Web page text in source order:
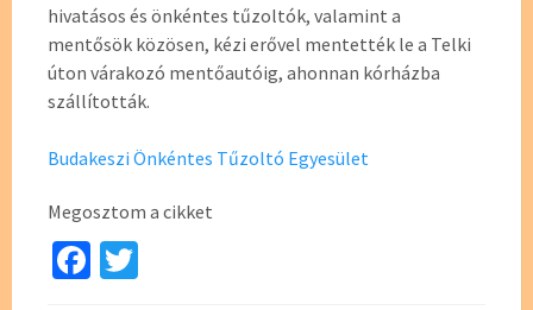
hivatásos és önkéntes tűzoltók, valamint a
mentősök közösen, kézi erővel mentették le a Telki
úton várakozó mentőautóig, ahonnan kórházba
szállították.
Budakeszi Önkéntes Tűzoltó Egyesület
Megosztom a cikket
Fa